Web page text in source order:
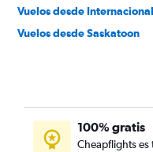
Vuelos desde
Vuelos desde Saskatoon
100% gratis
Cheapflights es